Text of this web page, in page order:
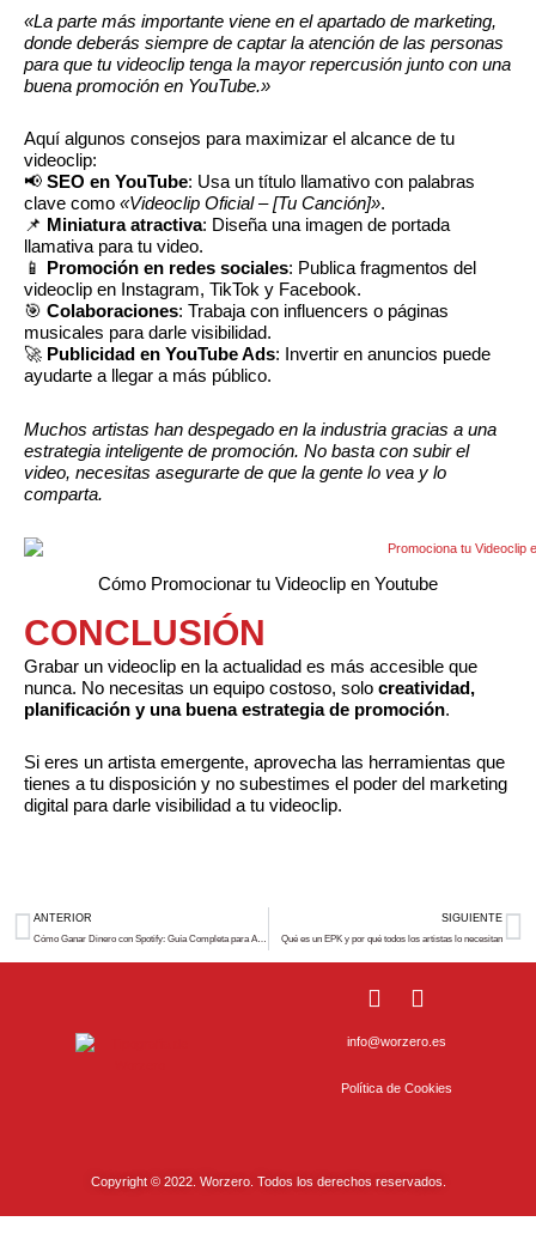
«La parte más importante viene en el apartado de marketing,
donde deberás siempre de captar la atención de las personas
para que tu videoclip tenga la mayor repercusión junto con una
buena promoción en YouTube.»
Aquí algunos consejos para maximizar el alcance de tu
videoclip:
📢 SEO en YouTube: Usa un título llamativo con palabras
clave como «Videoclip Oficial – [Tu Canción]».
📌 Miniatura atractiva: Diseña una imagen de portada
llamativa para tu video.
📱 Promoción en redes sociales: Publica fragmentos del
videoclip en Instagram, TikTok y Facebook.
🎯 Colaboraciones: Trabaja con influencers o páginas
musicales para darle visibilidad.
🚀 Publicidad en YouTube Ads: Invertir en anuncios puede
ayudarte a llegar a más público.
Muchos artistas han despegado en la industria gracias a una
estrategia inteligente de promoción. No basta con subir el
video, necesitas asegurarte de que la gente lo vea y lo
comparta.
Cómo Promocionar tu Videoclip en Youtube
CONCLUSIÓN
Grabar un videoclip en la actualidad es más accesible que
nunca. No necesitas un equipo costoso, solo creatividad,
planificación y una buena estrategia de promoción.
Si eres un artista emergente, aprovecha las herramientas que
tienes a tu disposición y no subestimes el poder del marketing
digital para darle visibilidad a tu videoclip.
Prev
ANTERIOR
Cómo Ganar Dinero con Spotify: Guía Completa para Artistas
SIGUIENTE
Qué es un EPK y por qué todos los artistas lo necesitan
I
s
a
m
S
o
i
info@worzero.es
Política de Cookies
Copyright © 2022. Worzero. Todos los derechos reservados.